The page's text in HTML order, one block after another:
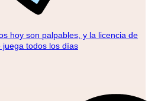
hoy son palpables, y la licencia de
juega todos los días